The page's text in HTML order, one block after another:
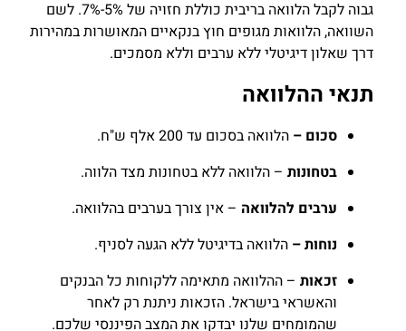
גבוה לקבל הלוואה בריבית כוללת חזויה של 5%-7%. לשם
השוואה, הלוואות מגופים חוץ בנקאיים המאושרות במהירות
דרך שאלון דיגיטלי ללא ערבים וללא מסמכים.
תנאי ההלוואה
סכום – הלוואה בסכום עד 200 אלף ש"ח.
בטחונות – הלוואה ללא בטחונות מצד הלווה.
ערבים להלוואה – אין צורך בערבים בהלוואה.
נוחות – הלוואה בדיגיטל ללא הגעה לסניף.
זכאות – ההלוואה מתאימה ללקוחות כל הבנקים
והאשראי בישראל. הזכאות ניתנת רק לאחר
שהמומחים שלנו יבדקו את המצב הפיננסי שלכם.